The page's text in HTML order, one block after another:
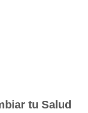
tu Salud